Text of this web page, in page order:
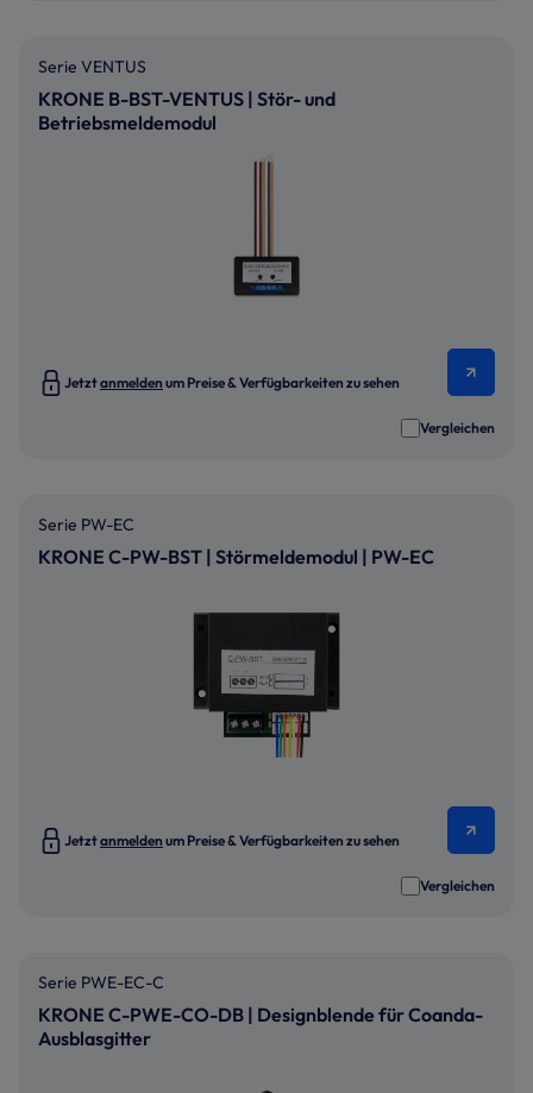
Serie VENTUS
KRONE B-BST-VENTUS | Stör- und
Betriebsmeldemodul
Jetztanmelden um Preise & Verfügbarkeiten zu sehen
Vergleichen
Serie PW-EC
KRONE C-PW-BST | Störmeldemodul | PW-EC
Jetztanmelden um Preise & Verfügbarkeiten zu sehen
Vergleichen
Serie PWE-EC-C
KRONE C-PWE-CO-DB | Designblende für Coanda-
Ausblasgitter